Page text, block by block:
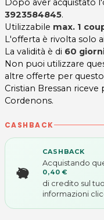
Dopo aver acquistato
3923584845.
Utilizzabile max. 1
L'offerta è rivolta solo ai
La validità è di 60
Non puoi utilizzare
altre offerte per
Cristian Bressan riceve
Cordenons.
CASHBACK
CASHBACK
Acquistando
0,40 €
di credito sul
informazioni